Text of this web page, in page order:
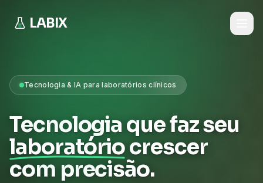
LABIX
Tecnologia & IA para laboratórios clínicos
Tecnologia que faz seu
laboratóriocrescer
com precisão.